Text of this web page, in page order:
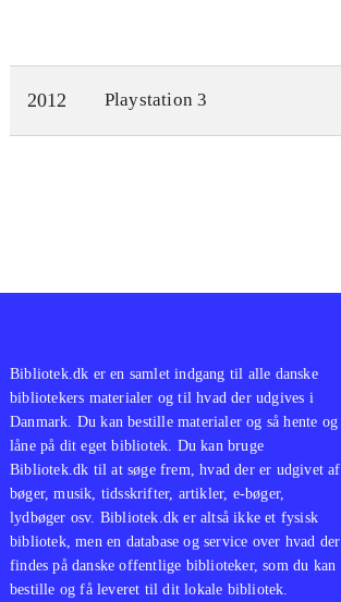
2012 Playstation 3
Bibliotek.dk er en samlet indgang til alle danske
bibliotekers materialer og til hvad der udgives i
Danmark. Du kan bestille materialer og så hente og
låne på dit eget bibliotek. Du kan bruge
Bibliotek.dk til at søge frem, hvad der er udgivet af
bøger, musik, tidsskrifter, artikler, e-bøger,
lydbøger osv. Bibliotek.dk er altså ikke et fysisk
bibliotek, men en database og service over hvad der
findes på danske offentlige biblioteker, som du kan
bestille og få leveret til dit lokale bibliotek.